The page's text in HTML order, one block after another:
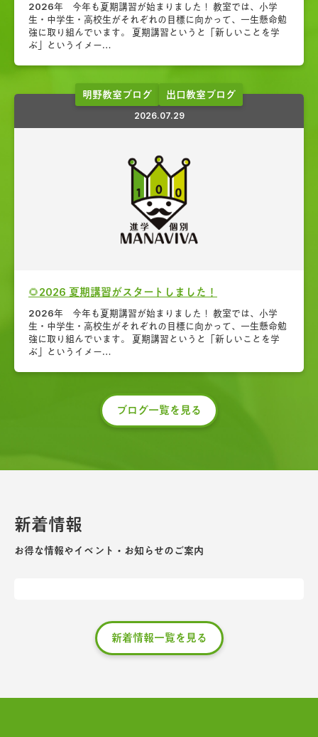
2026年 今年も夏期講習が始まりました！ 教室では、小学
生・中学生・高校生がそれぞれの目標に向かって、一生懸命勉
強に取り組んでいます。 夏期講習というと「新しいことを学
ぶ」というイメー…
明野教室ブログ 出口教室ブログ
2026.07.29
🌻2026 夏期講習がスタートしました！
2026年 今年も夏期講習が始まりました！ 教室では、小学
生・中学生・高校生がそれぞれの目標に向かって、一生懸命勉
強に取り組んでいます。 夏期講習というと「新しいことを学
ぶ」というイメー…
ブログ一覧を見る
新着情報
お得な情報やイベント・お知らせのご案内
新着情報一覧を見る